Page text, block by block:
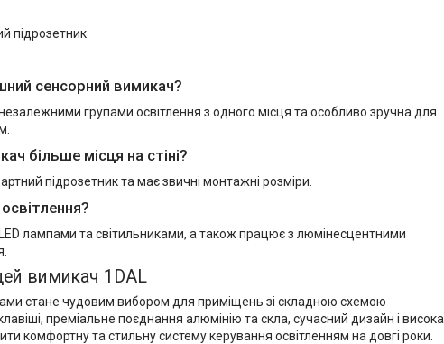
підрозетник
сенсорний вимикач?
групами освітлення з одного місця та особливо зручна для
більше місця на стіні?
підрозетник та має звичні монтажні розміри.
лампами та світильниками, а також працює з люмінесцентними
вимикач 1DAL
стане чудовим вибором для приміщень зі складною схемою
преміальне поєднання алюмінію та скла, сучасний дизайн і висока
комфортну та стильну систему керування освітленням на довгі роки.